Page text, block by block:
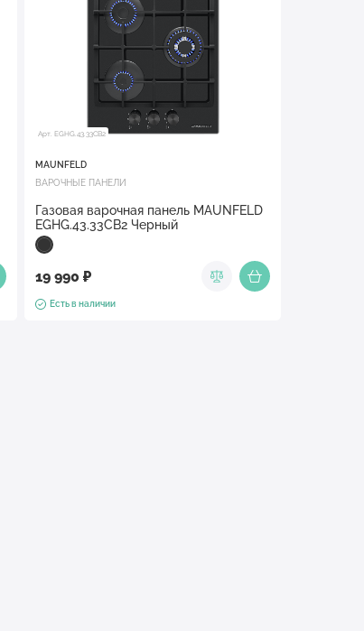
Арт. EGHG.43.33CB2
MAUNFELD
ВАРОЧНЫЕ ПАНЕЛИ
Газовая варочная панель MAUNFELD
EGHG.43.33CB2 Черный
19 990 ₽
Есть в наличии